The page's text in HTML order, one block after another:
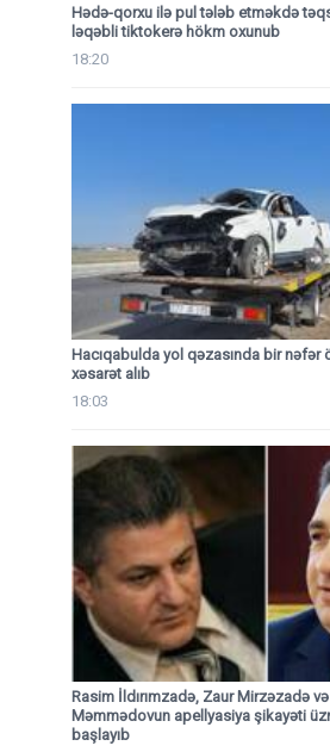
Hədə-qorxu ilə pul tələb etməkdə
ləqəbli tiktokerə hökm oxunub
18:20
Hacıqabulda yol qəzasında bir nəfər
xəsarət alıb
18:03
Rasim İldırımzadə, Zaur Mirzəzadə
Məmmədovun apellyasiya şikayəti
başlayıb